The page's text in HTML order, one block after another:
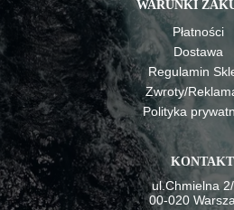
WARUNKI
Płatności
Dostawa
Regulamin
Zwroty/
Polityka
KONTAKT
ul.Chmielna
00-020